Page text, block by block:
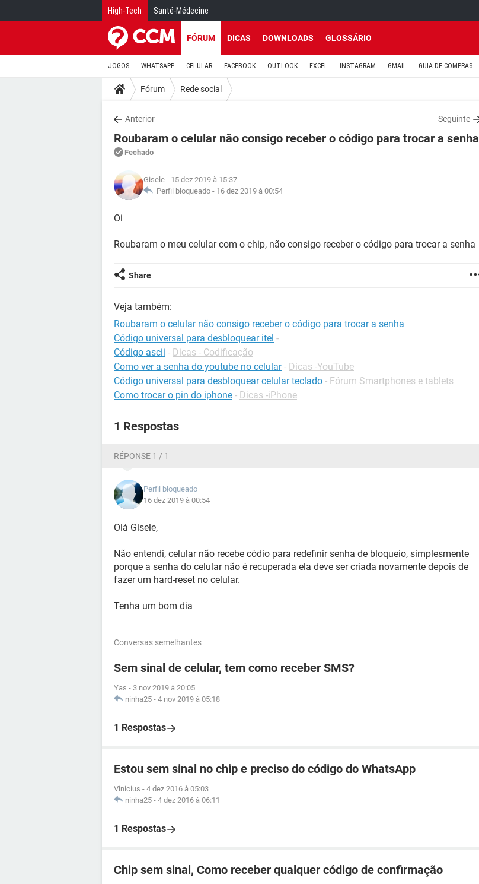
High-Tech Santé-Médecine
FÓRUM DICAS DOWNLOADS GLOSSÁRIO
JOGOS WHATSAPP CELULAR FACEBOOK OUTLOOK EXCEL INSTAGRAM GMAIL GUIA DE COMPRAS
Fórum Rede social
Anterior Seguinte
Roubaram o celular não consigo receber o código para trocar a senha
Fechado
Gisele - 15 dez 2019 à 15:37
Perfil bloqueado - 16 dez 2019 à 00:54
Oi
Roubaram o meu celular com o chip, não consigo receber o código para trocar a senha
Share
Veja também:
Roubaram o celular não consigo receber o código para trocar a senha
Código universal para desbloquear itel -
Código ascii - Dicas - Codificação
Como ver a senha do youtube no celular - Dicas -YouTube
Código universal para desbloquear celular teclado - Fórum Smartphones e tablets
Como trocar o pin do iphone - Dicas -iPhone
1 Respostas
RÉPONSE 1 / 1
Perfil bloqueado
16 dez 2019 à 00:54
Olá Gisele,
Não entendi, celular não recebe códio para redefinir senha de bloqueio, simplesmente
porque a senha do celular não é recuperada ela deve ser criada novamente depois de
fazer um hard-reset no celular.
Tenha um bom dia
Conversas semelhantes
Sem sinal de celular, tem como receber SMS?
Yas - 3 nov 2019 à 20:05
ninha25 - 4 nov 2019 à 05:18
1 Respostas
Estou sem sinal no chip e preciso do código do WhatsApp
Vinicius - 4 dez 2016 à 05:03
ninha25 - 4 dez 2016 à 06:11
1 Respostas
Chip sem sinal, Como receber qualquer código de confirmação